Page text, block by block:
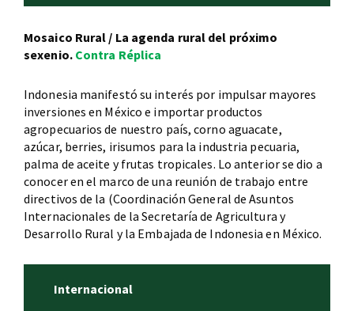
Mosaico Rural / La agenda rural del próximo
sexenio.Contra Réplica
Indonesia manifestó su interés por impulsar mayores
inversiones en México e importar productos
agropecuarios de nuestro país, corno aguacate,
azúcar, berries, irisumos para la industria pecuaria,
palma de aceite y frutas tropicales. Lo anterior se dio a
conocer en el marco de una reunión de trabajo entre
directivos de la (Coordinación General de Asuntos
Internacionales de la Secretaría de Agricultura y
Desarrollo Rural y la Embajada de Indonesia en México.
Internacional